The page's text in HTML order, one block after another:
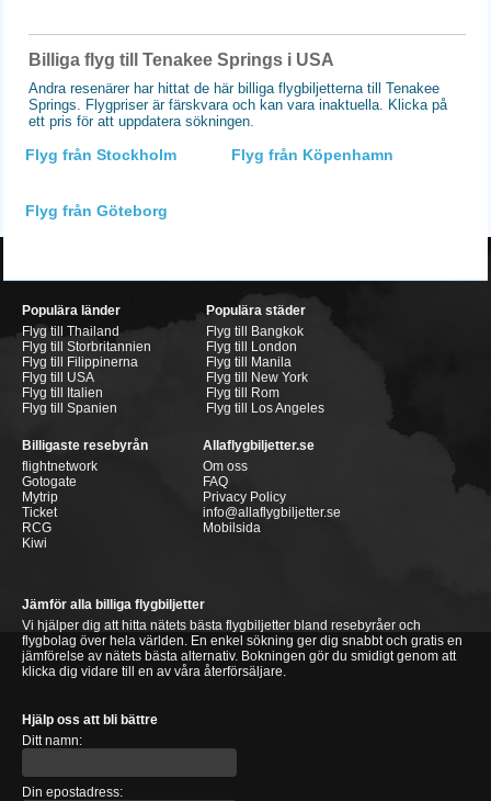
Billiga flyg till Tenakee Springs i USA
Andra resenärer har hittat de här billiga flygbiljetterna till Tenakee
Springs. Flygpriser är färskvara och kan vara inaktuella. Klicka på
ett pris för att uppdatera sökningen.
Flyg från Stockholm Flyg från Köpenhamn
Flyg från Göteborg
Populära länder
Flyg till Thailand
Flyg till Storbritannien
Flyg till Filippinerna
Flyg till USA
Flyg till Italien
Flyg till Spanien
Populära städer
Flyg till Bangkok
Flyg till London
Flyg till Manila
Flyg till New York
Flyg till Rom
Flyg till Los Angeles
Billigaste resebyrån
flightnetwork
Gotogate
Mytrip
Ticket
RCG
Kiwi
Allaflygbiljetter.se
Om oss
FAQ
Privacy Policy
info@allaflygbiljetter.se
Mobilsida
Jämför alla billiga flygbiljetter
Vi hjälper dig att hitta nätets bästa flygbiljetter bland resebyråer och
flygbolag över hela världen. En enkel sökning ger dig snabbt och gratis en
jämförelse av nätets bästa alternativ. Bokningen gör du smidigt genom att
klicka dig vidare till en av våra återförsäljare.
Hjälp oss att bli bättre
Ditt namn:
Din epostadress: